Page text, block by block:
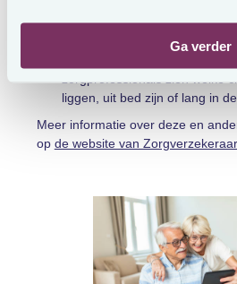
Ga verder
gevorderde dementie met
Ondersteuning en zorg via
liggen, uit bed zijn of lang in
Meer informatie over deze en
op de website van